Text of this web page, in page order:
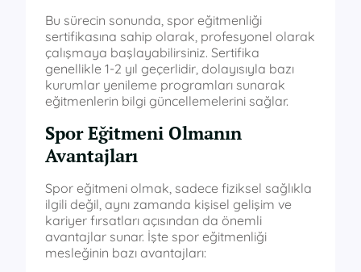
Bu sürecin sonunda, spor eğitmenliği
sertifikasına sahip olarak, profesyonel olarak
çalışmaya başlayabilirsiniz. Sertifika
genellikle 1-2 yıl geçerlidir, dolayısıyla bazı
kurumlar yenileme programları sunarak
eğitmenlerin bilgi güncellemelerini sağlar.
Spor Eğitmeni Olmanın
Avantajları
Spor eğitmeni olmak, sadece fiziksel sağlıkla
ilgili değil, aynı zamanda kişisel gelişim ve
kariyer fırsatları açısından da önemli
avantajlar sunar. İşte spor eğitmenliği
mesleğinin bazı avantajları: